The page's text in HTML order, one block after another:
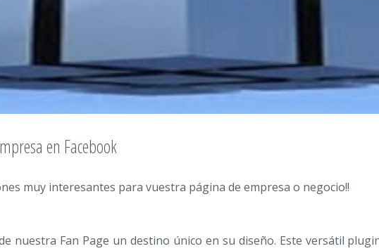
en Facebook
muy interesantes para vuestra página de empresa o negocio!!
nuestra Fan Page un destino único en su diseño. Este versátil